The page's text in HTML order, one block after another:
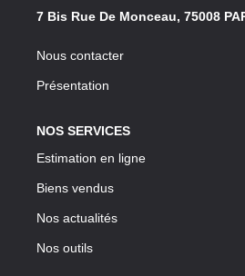
7 Bis Rue De Monceau, 75008
Nous contacter
Présentation
NOS SERVICES
Estimation en ligne
Biens vendus
Nos actualités
Nos outils